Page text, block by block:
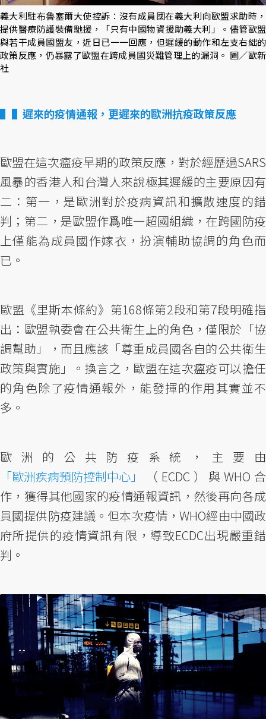
義大利駐布魯塞爾大使控訴：沒有成員國在義大利向歐盟求助時，
提供醫療防護裝備馳援，「只有中國物資援助義大利」。儘管歐盟
與若干成員國盟友，近日已一一回應，但遲緩的動作和左支右絀的
政策反應，仍暴露了歐盟在跨成員國災難管理上的漏洞。 圖／歐新
社
▌遲來的疫情通報，更遲來的歐洲抗疫政策反應
歐盟在這次瘟疫早期的政策反應，對於經歷過SARS
風暴的香港人和台灣人來說極其遲緩的主要原因有
二：第一，是歐洲對於疫病資訊和擴散速度的錯
判；第二，是歐盟作爲唯一超國組織，在跨國防疫
上僅能為成員國作嫁衣，扮演輔助協調的角色而
已。
歐盟《里斯本條約》第168條第2段和第7段明確指
出：歐盟執委會在公共衛生上的角色，僅限於「協
調幫助」，而且應該「尊重成員國各自的公共衛生
政策與實施」。換言之，歐盟在這次瘟疫可以擔任
的角色除了疫情通報外，能發揮的作用其實並不
多。
歐洲的公共防疫系統，主要由
「歐洲疾病預防控制中心」
（ECDC）與WHO合
作，獲得其他國家的疫情通報資訊，然後再向各成
員國提供防疫建議。但本次疫情，WHO經由中國政
府所提供的疫情資訊有限，導致ECDC出現嚴重錯
判。